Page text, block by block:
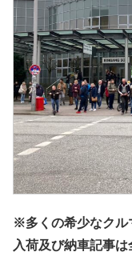
※多くの希少なクル
入荷及び納車記事